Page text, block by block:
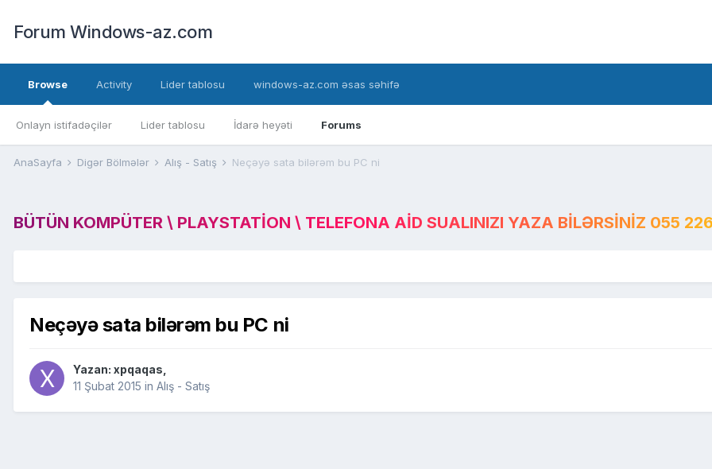
Forum Windows-az.com
Browse
Onlayn istifadəçilər Lider tablosu İdarə heyəti Forums
Activity Lider tablosu windows-az.com əsas səhifə
AnaSayfa Digər Bölmələr Alış - Satış Neçəyə sata bilərəm bu PC ni
BÜTÜN KOMPÜTER \ PLAYSTATION \ TELEFONA AID SUALINIZI YAZA BILƏRSINIZ 055
Neçəyə sata bilərəm bu PC ni
Yazan: xpqaqas
11 Şubat 2015 in Alış - Satış